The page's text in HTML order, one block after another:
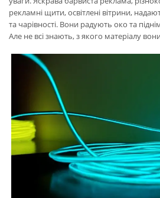
рекламні щити, освітлені вітрини,
та чарівності. Вони радують око та
Але не всі знають, з якого матеріалу